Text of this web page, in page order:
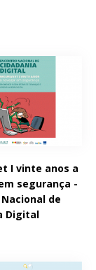
I vinte anos a
segurança -
de
Digital